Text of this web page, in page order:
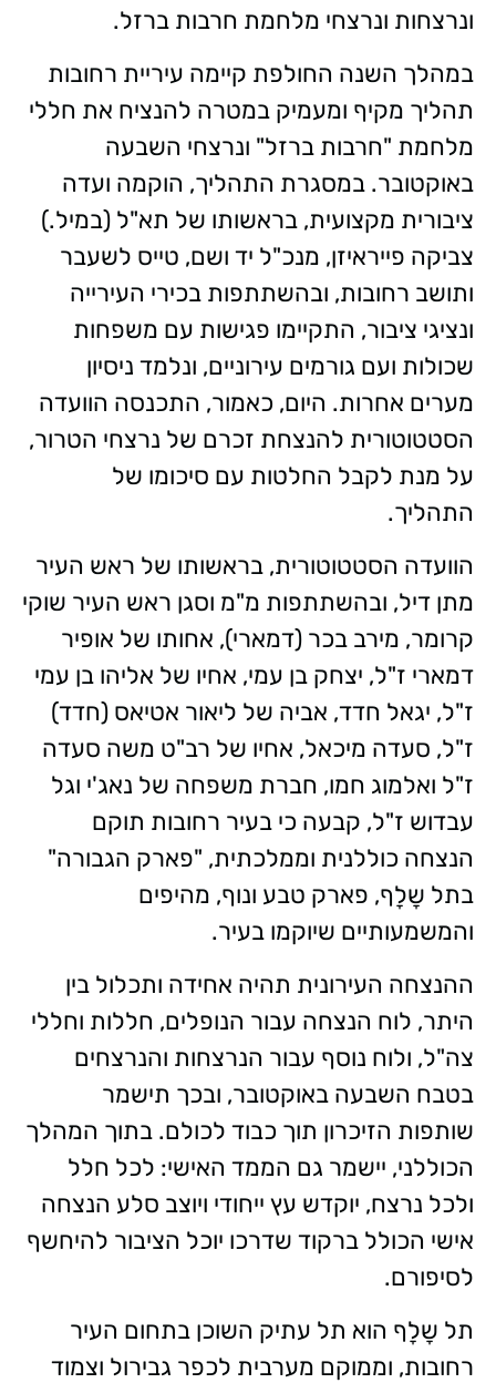
ונרצחות ונרצחי מלחמת חרבות ברזל.
במהלך השנה החולפת קיימה עיריית רחובות
תהליך מקיף ומעמיק במטרה להנציח את חללי
מלחמת "חרבות ברזל" ונרצחי השבעה
באוקטובר. במסגרת התהליך, הוקמה ועדה
ציבורית מקצועית, בראשותו של תא"ל (במיל.)
צביקה פייראיזן, מנכ"ל יד ושם, טייס לשעבר
ותושב רחובות, ובהשתתפות בכירי העירייה
ונציגי ציבור, התקיימו פגישות עם משפחות
שכולות ועם גורמים עירוניים, ונלמד ניסיון
מערים אחרות. היום, כאמור, התכנסה הוועדה
הסטטוטורית להנצחת זכרם של נרצחי הטרור,
על מנת לקבל החלטות עם סיכומו של
התהליך.
הוועדה הסטטוטורית, בראשותו של ראש העיר
מתן דיל, ובהשתתפות מ"מ וסגן ראש העיר שוקי
קרומר, מירב בכר (דמארי), אחותו של אופיר
דמארי ז"ל, יצחק בן עמי, אחיו של אליהו בן עמי
ז"ל, יגאל חדד, אביה של ליאור אטיאס (חדד)
ז"ל, סעדה מיכאל, אחיו של רב"ט משה סעדה
ז"ל ואלמוג חמו, חברת משפחה של נאג'י וגל
עבדוש ז"ל, קבעה כי בעיר רחובות תוקם
הנצחה כוללנית וממלכתית, "פארק הגבורה"
בתל שָלָף, פארק טבע ונוף, מהיפים
והמשמעותיים שיוקמו בעיר.
ההנצחה העירונית תהיה אחידה ותכלול בין
היתר, לוח הנצחה עבור הנופלים, חללות וחללי
צה"ל, ולוח נוסף עבור הנרצחות והנרצחים
בטבח השבעה באוקטובר, ובכך תישמר
שותפות הזיכרון תוך כבוד לכולם. בתוך המהלך
הכוללני, יישמר גם הממד האישי: לכל חלל
ולכל נרצח, יוקדש עץ ייחודי ויוצב סלע הנצחה
אישי הכולל ברקוד שדרכו יוכל הציבור להיחשף
לסיפורם.
תל שָלָף הוא תל עתיק השוכן בתחום העיר
רחובות, וממוקם מערבית לכפר גבירול וצמוד